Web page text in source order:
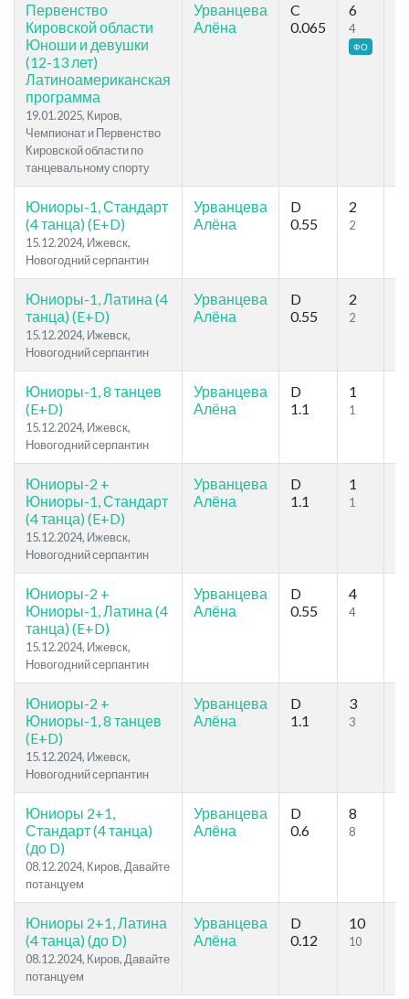
Первенство
Кировской области
Юноши и девушки
(12-13 лет)
Латиноамериканская
программа
19.01.2025, Киров,
Чемпионат и Первенство
Кировской области по
танцевальному спорту
Урванцева
Алёна
C
0.065
6
4
ФО
Юниоры-1, Стандарт
(4 танца) (E+D)
15.12.2024, Ижевск,
Новогодний серпантин
Урванцева
Алёна
D
0.55
2
2
Юниоры-1, Латина (4
танца) (E+D)
15.12.2024, Ижевск,
Новогодний серпантин
Урванцева
Алёна
D
0.55
2
2
Юниоры-1, 8 танцев
(E+D)
15.12.2024, Ижевск,
Новогодний серпантин
Урванцева
Алёна
D
1.1
1
1
Юниоры-2 +
Юниоры-1, Стандарт
(4 танца) (E+D)
15.12.2024, Ижевск,
Новогодний серпантин
Урванцева
Алёна
D
1.1
1
1
Юниоры-2 +
Юниоры-1, Латина (4
танца) (E+D)
15.12.2024, Ижевск,
Новогодний серпантин
Урванцева
Алёна
D
0.55
4
4
Юниоры-2 +
Юниоры-1, 8 танцев
(E+D)
15.12.2024, Ижевск,
Новогодний серпантин
Урванцева
Алёна
D
1.1
3
3
Юниоры 2+1,
Стандарт (4 танца)
(до D)
08.12.2024, Киров, Давайте
потанцуем
Урванцева
Алёна
D
0.6
8
8
Юниоры 2+1, Латина
(4 танца) (до D)
08.12.2024, Киров, Давайте
потанцуем
Урванцева
Алёна
D
0.12
10
10